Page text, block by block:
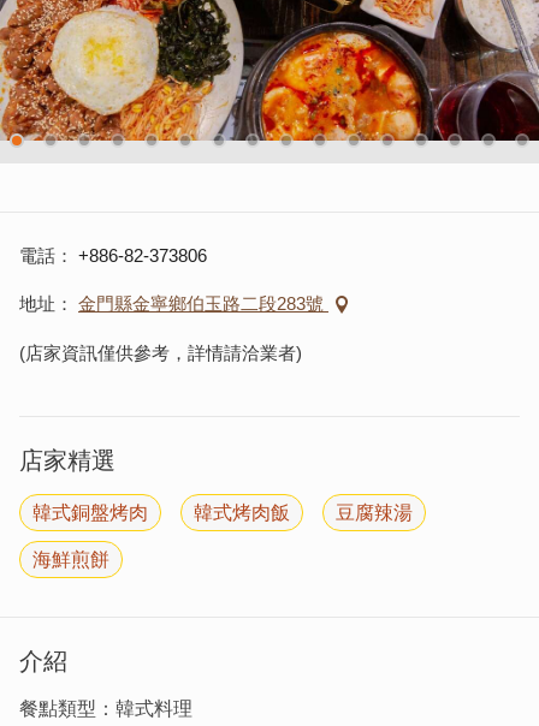
電話 +886-82-373806
地址 金門縣金寧鄉伯玉路二段283號
(店家資訊僅供參考，詳情請洽業者)
店家精選
韓式銅盤烤肉 韓式烤肉飯 豆腐辣湯
海鮮煎餅
介紹
餐點類型：韓式料理